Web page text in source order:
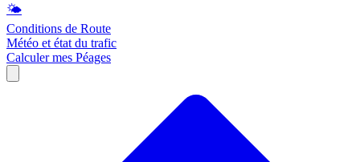
🌤️
Conditions de Route
Météo et état du trafic
Calculer mes Péages